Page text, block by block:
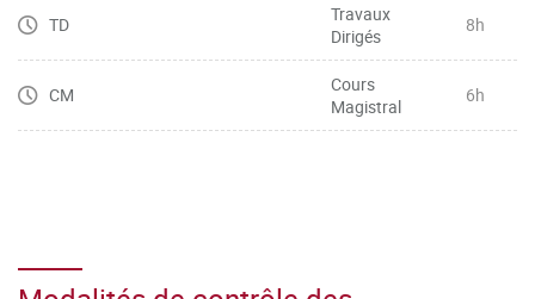
TD
Travaux
Dirigés
8h
CM
Cours
Magistral
6h